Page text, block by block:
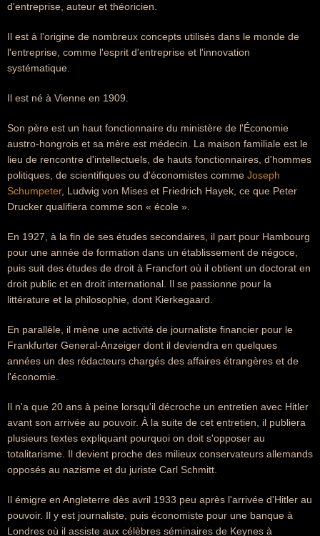
d'entreprise, auteur et théoricien.
Il est à l'origine de nombreux concepts utilisés dans le monde de
l'entreprise, comme l'esprit d'entreprise et l'innovation
systématique.
Il est né à Vienne en 1909.
Son père est un haut fonctionnaire du ministère de l'Économie
austro-hongrois et sa mère est médecin. La maison familiale est le
lieu de rencontre d'intellectuels, de hauts fonctionnaires, d'hommes
politiques, de scientifiques ou d'économistes comme Joseph
Schumpeter, Ludwig von Mises et Friedrich Hayek, ce que Peter
Drucker qualifiera comme son « école ».
En 1927, à la fin de ses études secondaires, il part pour Hambourg
pour une année de formation dans un établissement de négoce,
puis suit des études de droit à Francfort où il obtient un doctorat en
droit public et en droit international. Il se passionne pour la
littérature et la philosophie, dont Kierkegaard.
En parallèle, il mène une activité de journaliste financier pour le
Frankfurter General-Anzeiger dont il deviendra en quelques
années un des rédacteurs chargés des affaires étrangères et de
l'économie.
Il n'a que 20 ans à peine lorsqu'il décroche un entretien avec Hitler
avant son arrivée au pouvoir. À la suite de cet entretien, il publiera
plusieurs textes expliquant pourquoi on doit s'opposer au
totalitarisme. Il devient proche des milieux conservateurs allemands
opposés au nazisme et du juriste Carl Schmitt.
Il émigre en Angleterre dès avril 1933 peu après l'arrivée d'Hitler au
pouvoir. Il y est journaliste, puis économiste pour une banque à
Londres où il assiste aux célèbres séminaires de Keynes à